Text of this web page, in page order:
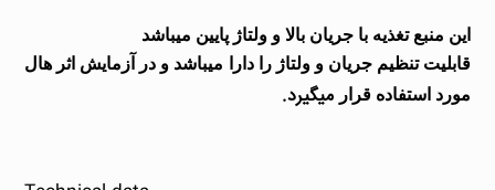
این منبع تغذیه با جریان بالا و ولتاژ پایین میباشد
قابلیت تنظیم جریان و ولتاژ را دارا میباشد و در آزمایش اثر هال
مورد استفاده قرار میگیرد.